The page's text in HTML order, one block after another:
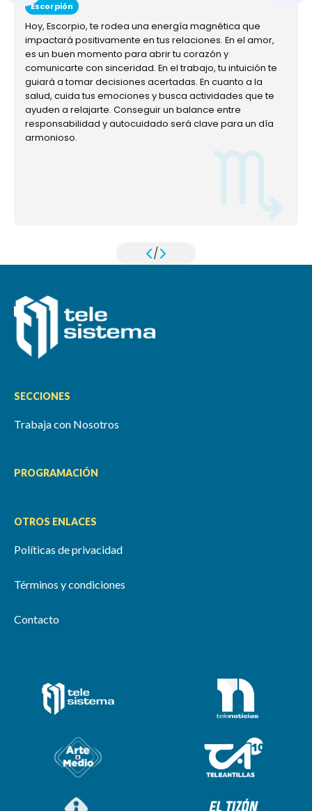
Escorpión
Hoy, Escorpio, te rodea una energía magnética que
impactará positivamente en tus relaciones. En el amor,
es un buen momento para abrir tu corazón y
comunicarte con sinceridad. En el trabajo, tu intuición te
guiará a tomar decisiones acertadas. En cuanto a la
salud, cuida tus emociones y busca actividades que te
ayuden a relajarte. Conseguir un balance entre
responsabilidad y autocuidado será clave para un día
armonioso.
/
SECCIONES
Trabaja con Nosotros
PROGRAMACIÓN
OTROS ENLACES
Políticas de privacidad
Términos y condiciones
Contacto